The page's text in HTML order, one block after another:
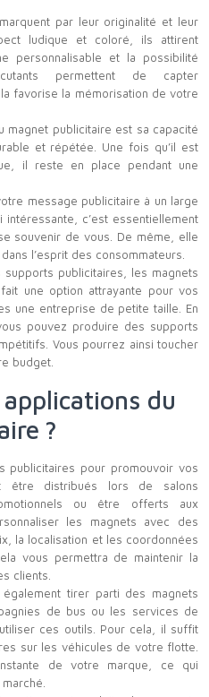
par leur originalité et leur
ludique et coloré, ils attirent
personnalisable et la possibilité
permettent de capter
favorise la mémorisation de votre
magnet publicitaire est sa capacité
et répétée. Une fois qu’il est
il reste en place pendant une
message publicitaire à un large
c’est essentiellement
souvenir de vous. De même, elle
l’esprit des consommateurs.
supports publicitaires, les magnets
une option attrayante pour vos
une entreprise de petite taille. En
pouvez produire des supports
Vous pourrez ainsi toucher
budget.
du
?
publicitaires pour promouvoir vos
être distribués lors de salons
ou être offerts aux
les magnets avec des
la localisation et les coordonnées
vous permettra de maintenir la
clients.
tirer parti des magnets
de bus ou les services de
ces outils. Pour cela, il suffit
sur les véhicules de votre flotte.
de votre marque, ce qui